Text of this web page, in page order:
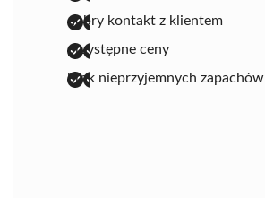
dobry kontakt z klientem
przystępne ceny
brak nieprzyjemnych zapachów